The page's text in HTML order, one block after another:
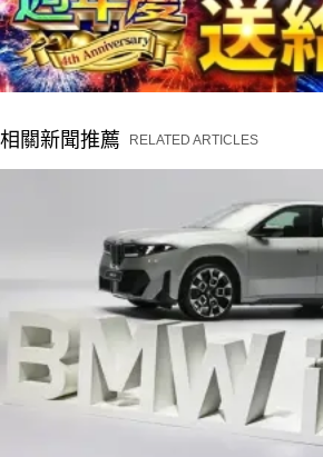
相關新聞推薦 RELATED ARTICLES